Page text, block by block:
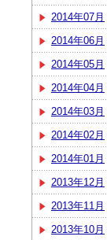
2014年07月
2014年06月
2014年05月
2014年04月
2014年03月
2014年02月
2014年01月
2013年12月
2013年11月
2013年10月